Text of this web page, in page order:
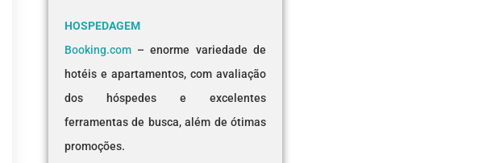
HOSPEDAGEM
Booking.com– enorme variedade de
hotéis e apartamentos, com avaliação
dos hóspedes e excelentes
ferramentas de busca, além de ótimas
promoções.